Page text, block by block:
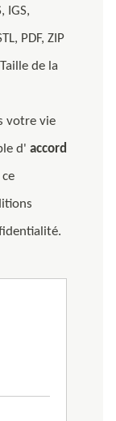
IGS,
PDF, ZIP
de la
votre vie
d' accord